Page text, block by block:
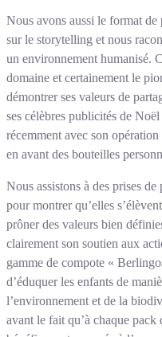
Nous avons aussi le format
sur le storytelling et nous
un environnement humanisé.
domaine et certainement le
démontrer ses valeurs de
ses célèbres publicités de
récemment avec son
en avant des bouteilles
Nous assistons à des prises
pour montrer qu’elles
prôner des valeurs bien
clairement son soutien aux
gamme de compote «
d’éduquer les enfants de
l’environnement et de la
avant le fait qu’à chaque pack